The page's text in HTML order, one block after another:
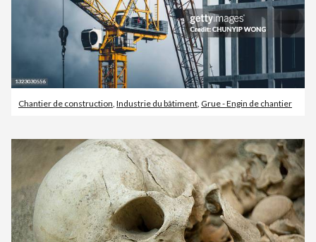
Chantier de construction Industrie du bâtiment Grue - Engin de chantier